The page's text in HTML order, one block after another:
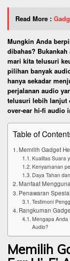
Read More :
Mungkin Anda
dibahas?
mari kita telusuri
pilihan banyak
hanya sekadar
perjalanan audio
telusuri lebih lanjut
over-ear hi-fi audio
Table of
Memilih Gadget
Kualitas Suara
Kenyamanan
Daya Tahan
Manfaat
Penawaran
Testimoni
Rangkuman
Mengapa Anda
Audio?
Memilih